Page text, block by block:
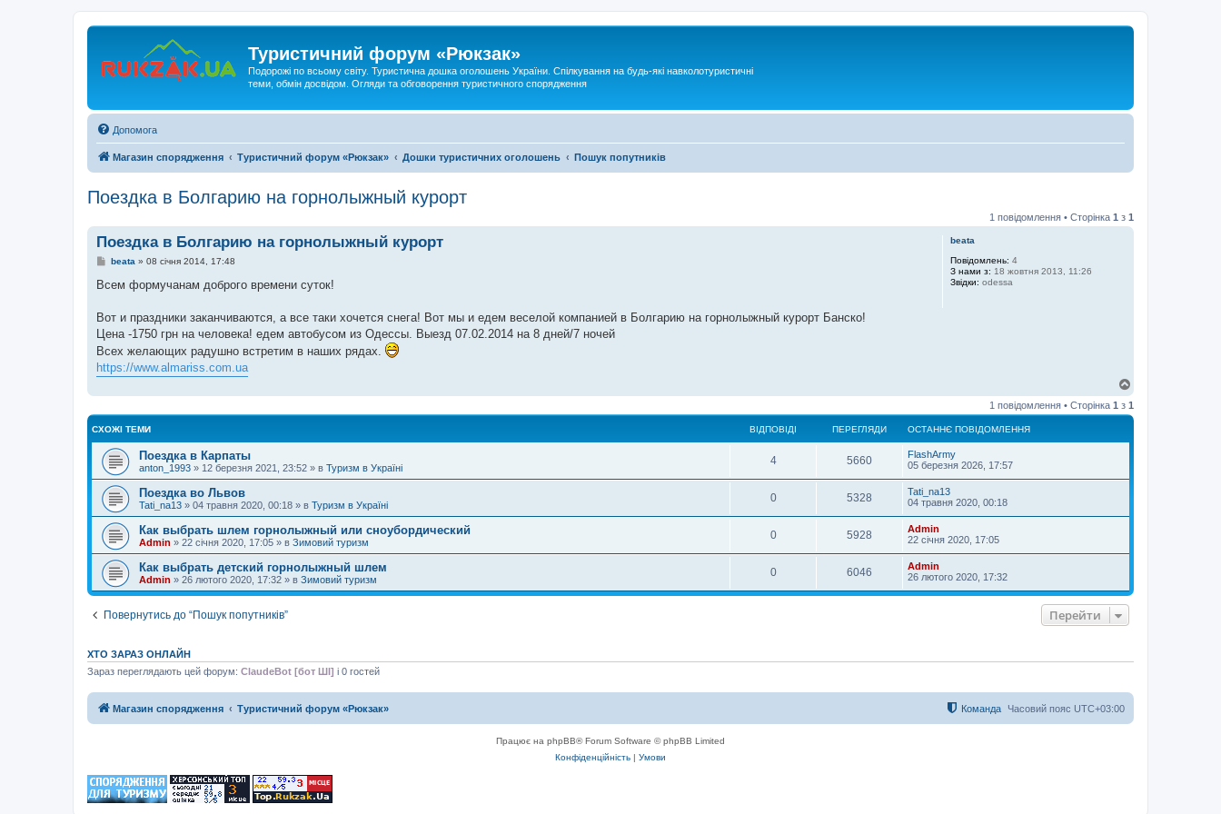
Туристичний форум «Рюкзак»
Подорожі по всьому світу. Туристична дошка оголошень України. Спілкування на будь-які навколотуристичні
теми, обмін досвідом. Огляди та обговорення туристичного спорядження
Допомога
Магазин спорядження Туристичний форум «Рюкзак» Дошки туристичних оголошень Пошук попутників
Поездка в Болгарию на горнолыжный курорт
1 повідомлення • Сторінка 1 з 1
beata
Повідомлень: 4
З нами з: 18 жовтня 2013, 11:26
Звідки: odessa
Поездка в Болгарию на горнолыжный курорт
П
в
о
л
е
н
н
я
beata » 08 січня 2014, 17:48
Всем формучанам доброго времени суток!
Вот и праздники заканчиваются, а все таки хочется снега! Вот мы и едем веселой компанией в Болгарию на горнолыжный курорт Банско!
Цена -1750 грн на человека! едем автобусом из Одессы. Выезд 07.02.2014 на 8 дней/7 ночей
Всех желающих радушно встретим в наших рядах.
https://www.almariss.com.ua
г
о
1 повідомлення • Сторінка 1 з 1
СХОЖІ ТЕМИ ВІДПОВІДІ ПЕРЕГЛЯДИ ОСТАННЄ ПОВІДОМЛЕННЯ
Поездка в Карпаты
anton_1993 » 12 березня 2021, 23:52 » в Туризм в Україні
4 5660
FlashArmy
05 березня 2026, 17:57
Поездка во Львов
Tati_na13 » 04 травня 2020, 00:18 » в Туризм в Україні
0 5328
Tati_na13
04 травня 2020, 00:18
Как выбрать шлем горнолыжный или сноубордический
Admin » 22 січня 2020, 17:05 » в Зимовий туризм
0 5928
Admin
22 січня 2020, 17:05
Как выбрать детский горнолыжный шлем
Admin » 26 лютого 2020, 17:32 » в Зимовий туризм
0 6046
Admin
26 лютого 2020, 17:32
Повернутись до “Пошук попутників” Перейти
ХТО ЗАРАЗ ОНЛАЙН
Зараз переглядають цей форум: ClaudeBot [бот ШІ] і 0 гостей
Магазин спорядження Туристичний форум «Рюкзак» Часовий пояс UTC+03:00
Команда
Працює на phpBB® Forum Software © phpBB Limited
Конфіденційність | Умови